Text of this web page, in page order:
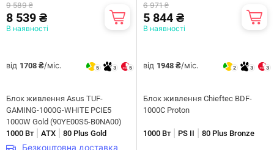
9 589 ₴
8 539 ₴
В наявності
від 1708 ₴/міс. 5 3 5
Блок живлення Asus TUF-
GAMING-1000G-WHITE PCIE5
1000W Gold (90YE00S5-B0NA00)
1000 Вт| ATX 80 Plus Gold
Безкоштовна доставка
6 971 ₴
5 844 ₴
В наявності
від 1948 ₴/міс. 2 3 3
Блок живлення Chieftec BDF-
1000C Proton
1000 Вт| PS II 80 Plus Bronze